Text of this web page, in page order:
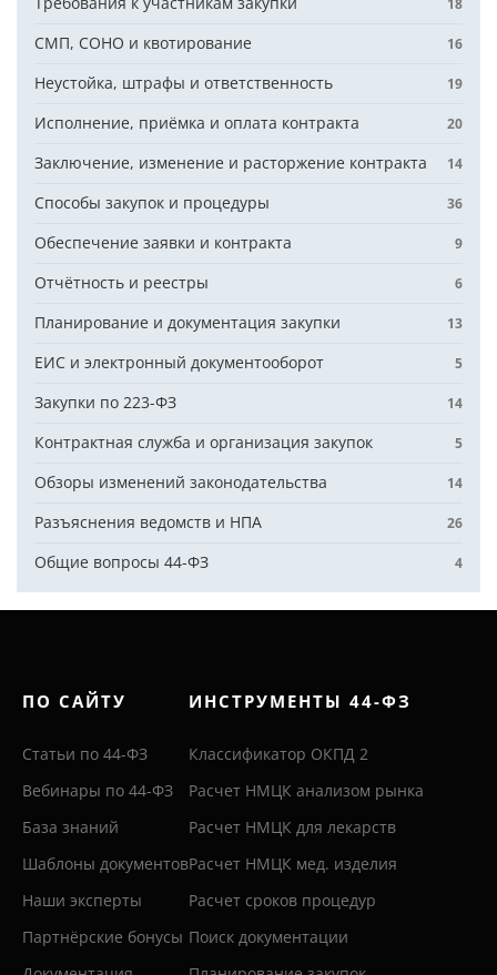
18
СМП, СОНО и квотирование 16
Неустойка, штрафы и ответственность 19
Исполнение, приёмка и оплата контракта 20
Заключение, изменение и расторжение контракта 14
Способы закупок и процедуры 36
Обеспечение заявки и контракта 9
Отчётность и реестры 6
Планирование и документация закупки 13
ЕИС и электронный документооборот 5
Закупки по 223-ФЗ 14
Контрактная служба и организация закупок 5
Обзоры изменений законодательства 14
Разъяснения ведомств и НПА 26
Общие вопросы 44-ФЗ 4
ПО САЙТУ
Статьи по 44-ФЗ
Вебинары по 44-ФЗ
База знаний
Шаблоны документов
Наши эксперты
Партнёрские бонусы
ИНСТРУМЕНТЫ 44-ФЗ
Классификатор ОКПД 2
Расчет НМЦК анализом рынка
Расчет НМЦК для лекарств
Расчет НМЦК мед. изделия
Расчет сроков процедур
Поиск документации